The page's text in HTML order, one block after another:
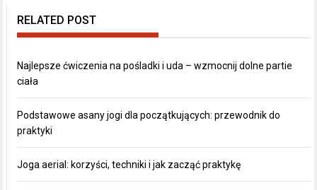
RELATED POST
Najlepsze ćwiczenia na pośladki i uda – wzmocnij dolne partie
ciała
Podstawowe asany jogi dla początkujących: przewodnik do
praktyki
Joga aerial: korzyści, techniki i jak zacząć praktykę